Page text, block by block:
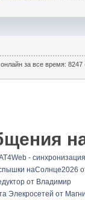
за все время:
-
наСолнце2026
от Владимир
Элекросетей от